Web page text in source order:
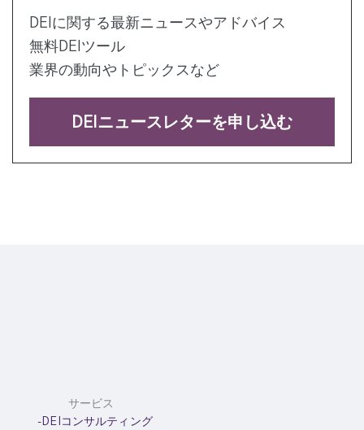
DEIに関する最新ニュースやアドバイス
無料DEIツール
業界の動向やトピックスなど
DEIニュースレターを申し込む
サービス
-DEIコンサルティング